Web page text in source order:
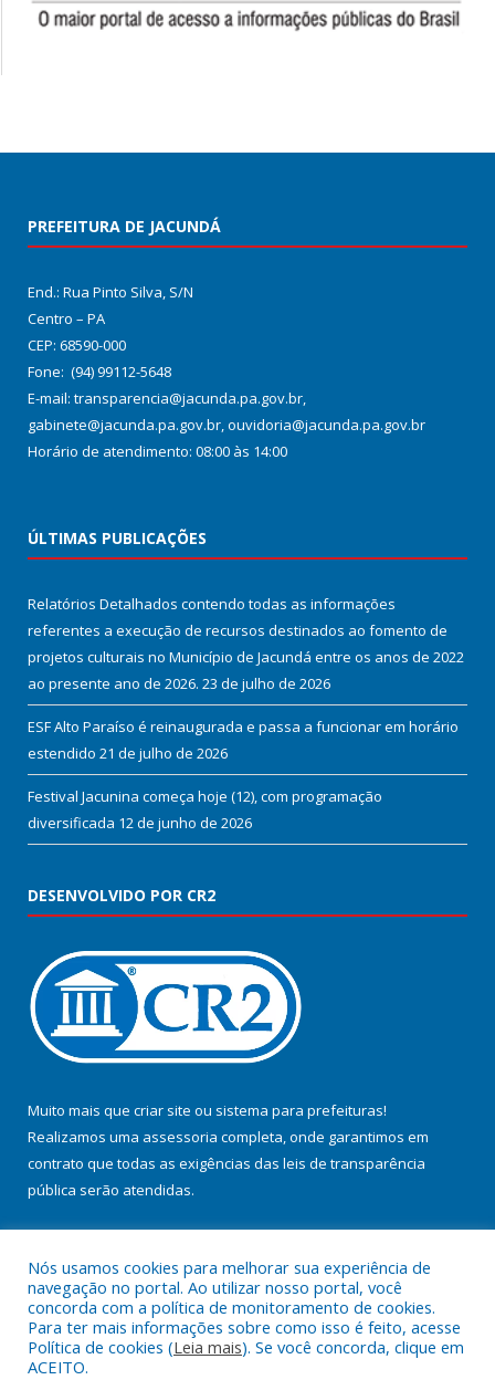
PREFEITURA DE JACUNDÁ
End.: Rua Pinto Silva, S/N
Centro – PA
CEP: 68590-000
Fone: (94) 99112-5648
E-mail: transparencia@jacunda.pa.gov.br,
gabinete@jacunda.pa.gov.br, ouvidoria@jacunda.pa.gov.br
Horário de atendimento: 08:00 às 14:00
ÚLTIMAS PUBLICAÇÕES
Relatórios Detalhados contendo todas as informações
referentes a execução de recursos destinados ao fomento de
projetos culturais no Município de Jacundá entre os anos de 2022
ao presente ano de 2026. 23 de julho de 2026
ESF Alto Paraíso é reinaugurada e passa a funcionar em horário
estendido 21 de julho de 2026
Festival Jacunina começa hoje (12), com programação
diversificada 12 de junho de 2026
DESENVOLVIDO POR CR2
Muito mais que criar site ou sistema para prefeituras!
Realizamos uma assessoria completa, onde garantimos em
contrato que todas as exigências das leis de transparência
pública serão atendidas.
Todos os direitos reservados a Prefeitura Municipal de Jacundá.
Nós usamos cookies para melhorar sua experiência de
navegação no portal. Ao utilizar nosso portal, você
concorda com a política de monitoramento de cookies.
Para ter mais informações sobre como isso é feito, acesse
Política de cookies (Leia mais). Se você concorda, clique em
ACEITO.